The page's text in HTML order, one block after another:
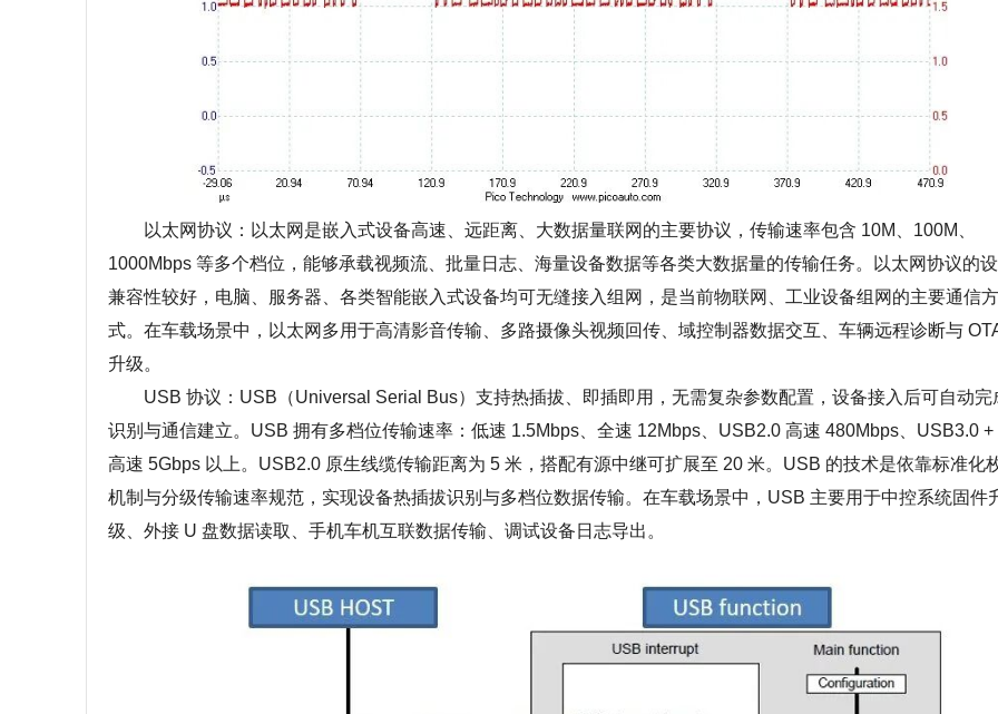
以太网协议：以太网是嵌入式设备高速、远距离、大数据量联网的主要协议，传输速率包含 10M、100M、
1000Mbps 等多个档位，能够承载视频流、批量日志、海量设备数据等各类大数据量的传输任务。以太网协议的
兼容性较好，电脑、服务器、各类智能嵌入式设备均可无缝接入组网，是当前物联网、工业设备组网的主要通信方
式。在车载场景中，以太网多用于高清影音传输、多路摄像头视频回传、域控制器数据交互、车辆远程诊断与
升级。
USB 协议：USB（Universal Serial Bus）支持热插拔、即插即用，无需复杂参数配置，设备接入后可自动完
识别与通信建立。USB 拥有多档位传输速率：低速 1.5Mbps、全速 12Mbps、USB2.0 高速 480Mbps、USB3.0 +
高速 5Gbps 以上。USB2.0 原生线缆传输距离为 5 米，搭配有源中继可扩展至 20 米。USB 的技术是依靠标准化
机制与分级传输速率规范，实现设备热插拔识别与多档位数据传输。在车载场景中，USB 主要用于中控系统固件
级、外接 U 盘数据读取、手机车机互联数据传输、调试设备日志导出。